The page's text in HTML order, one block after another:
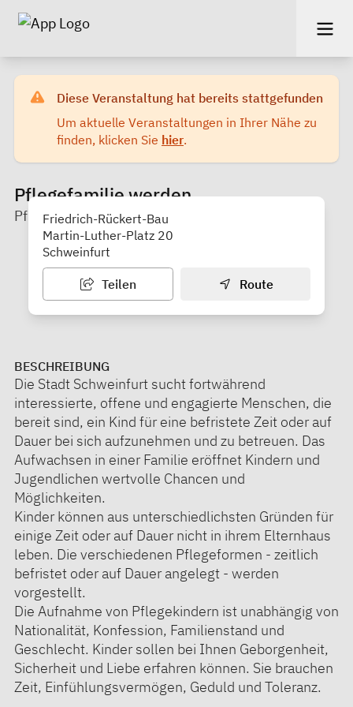
Diese Veranstaltung hat bereits stattgefunden
Um aktuelle Veranstaltungen in Ihrer Nähe zu
finden, klicken Sie hier.
Pflegefamilie werden
Pflegekinderfachdienst der Stadt Schweinfurt
Friedrich-Rückert-Bau
Martin-Luther-Platz 20
Schweinfurt
Teilen Route
BESCHREIBUNG
Die Stadt Schweinfurt sucht fortwährend
interessierte, offene und engagierte Menschen, die
bereit sind, ein Kind für eine befristete Zeit oder auf
Dauer bei sich aufzunehmen und zu betreuen. Das
Aufwachsen in einer Familie eröffnet Kindern und
Jugendlichen wertvolle Chancen und
Möglichkeiten.
Kinder können aus unterschiedlichsten Gründen für
einige Zeit oder auf Dauer nicht in ihrem Elternhaus
leben. Die verschiedenen Pflegeformen - zeitlich
befristet oder auf Dauer angelegt - werden
vorgestellt.
Die Aufnahme von Pflegekindern ist unabhängig von
Nationalität, Konfession, Familienstand und
Geschlecht. Kinder sollen bei Ihnen Geborgenheit,
Sicherheit und Liebe erfahren können. Sie brauchen
Zeit, Einfühlungsvermögen, Geduld und Toleranz.